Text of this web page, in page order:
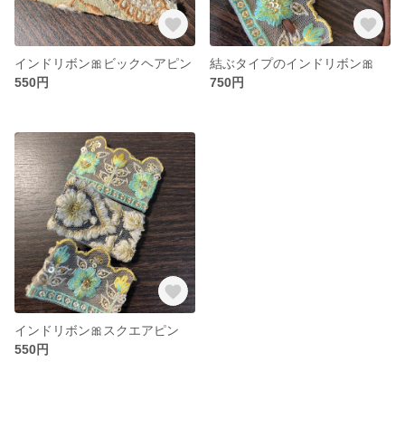
インドリボン🎀ビックヘアピン
550円
結ぶタイプのインドリボン🎀
750円
インドリボン🎀スクエアピン
550円